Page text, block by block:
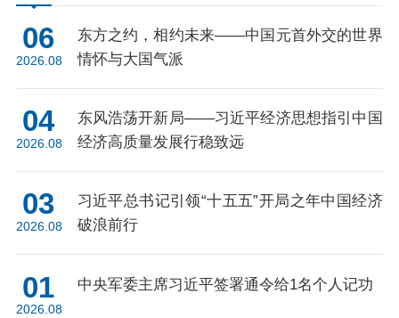
06
2026.08
东方之约，相约未来——中国元首外交的世界
情怀与大国气派
04
2026.08
东风浩荡开新局——习近平经济思想指引中国
经济高质量发展行稳致远
03
2026.08
习近平总书记引领“十五五”开局之年中国经济
破浪前行
01
2026.08
中央军委主席习近平签署通令给1名个人记功